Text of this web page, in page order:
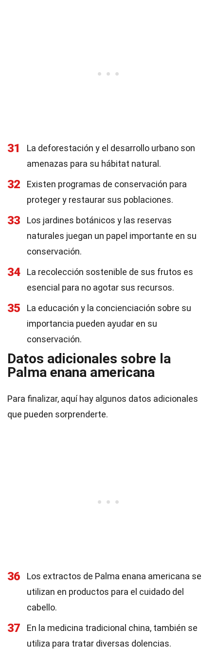
31
La deforestación y el desarrollo urbano son
amenazas para su hábitat natural.
32
Existen programas de conservación para
proteger y restaurar sus poblaciones.
33
Los jardines botánicos y las reservas
naturales juegan un papel importante en su
conservación.
34
La recolección sostenible de sus frutos es
esencial para no agotar sus recursos.
35
La educación y la concienciación sobre su
importancia pueden ayudar en su
conservación.
Datos adicionales sobre la
Palma enana americana
Para finalizar, aquí hay algunos datos adicionales
que pueden sorprenderte.
36
Los extractos de Palma enana americana se
utilizan en productos para el cuidado del
cabello.
37
En la medicina tradicional china, también se
utiliza para tratar diversas dolencias.